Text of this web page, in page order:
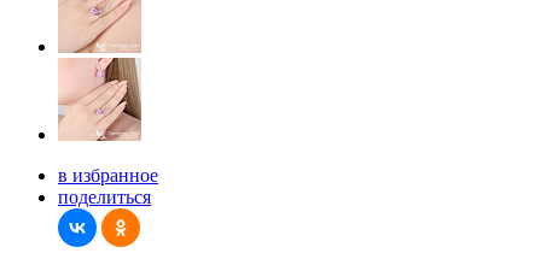
в избранное
поделиться